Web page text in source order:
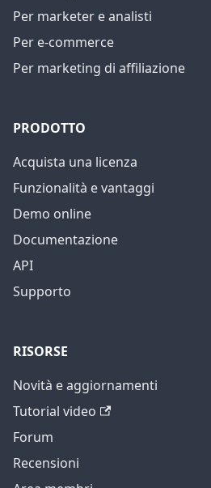
Per marketer e analisti
Per e-commerce
Per marketing di affiliazione
PRODOTTO
Acquista una licenza
Funzionalità e vantaggi
Demo online
Documentazione
API
Supporto
RISORSE
Novità e aggiornamenti
Tutorial video
Forum
Recensioni